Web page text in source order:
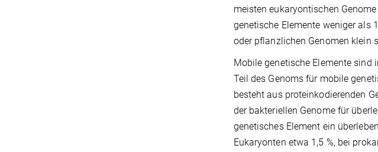
meisten eukaryontischen
genetische Elemente weniger als
oder pflanzlichen Genomen klein
Mobile genetische Elemente sind
Teil des Genoms für mobile
besteht aus proteinkodierenden
der bakteriellen Genome für
genetisches Element ein
Eukaryonten etwa 1,5 %, bei